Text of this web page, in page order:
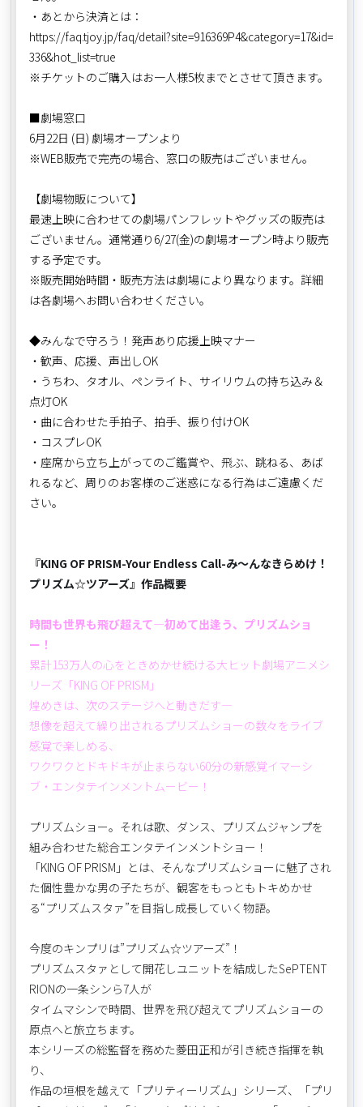
・あとから決済とは：
https://faq.tjoy.jp/faq/detail?site=916369P4&category=17&id=
336&hot_list=true
※チケットのご購入はお一人様5枚までとさせて頂きます。
■劇場窓口
6月22日 (日) 劇場オープンより
※WEB販売で完売の場合、窓口の販売はございません。
【劇場物販について】
最速上映に合わせての劇場パンフレットやグッズの販売は
ございません。通常通り6/27(金)の劇場オープン時より販売
する予定です。
※販売開始時間・販売方法は劇場により異なります。詳細
は各劇場へお問い合わせください。
◆みんなで守ろう！発声あり応援上映マナー
・歓声、応援、声出しOK
・うちわ、タオル、ペンライト、サイリウムの持ち込み＆
点灯OK
・曲に合わせた手拍子、拍手、振り付けOK
・コスプレOK
・座席から立ち上がってのご鑑賞や、飛ぶ、跳ねる、あば
れるなど、周りのお客様のご迷惑になる行為はご遠慮くだ
さい。
『KING OF PRISM-Your Endless Call-み～んなきらめけ！
プリズム☆ツアーズ』作品概要
時間も世界も飛び超えて―初めて出逢う、プリズムショ
ー！
累計153万人の心をときめかせ続ける大ヒット劇場アニメシ
リーズ「KING OF PRISM」
煌めきは、次のステージへと動きだす―
想像を超えて繰り出されるプリズムショーの数々をライブ
感覚で楽しめる、
ワクワクとドキドキが止まらない60分の新感覚イマーシ
ブ・エンタテインメントムービー！
プリズムショー。それは歌、ダンス、プリズムジャンプを
組み合わせた総合エンタテインメントショー！
「KING OF PRISM」とは、そんなプリズムショーに魅了され
た個性豊かな男の子たちが、観客をもっともトキめかせ
る“プリズムスタァ”を目指し成長していく物語。
今度のキンプリは”プリズム☆ツアーズ”！
プリズムスタァとして開花しユニットを結成したSePTENT
RIONの一条シンら7人が
タイムマシンで時間、世界を飛び超えてプリズムショーの
原点へと旅立ちます。
本シリーズの総監督を務めた菱田正和が引き続き指揮を執
り、
作品の垣根を越えて「プリティーリズム」シリーズ、「プリ